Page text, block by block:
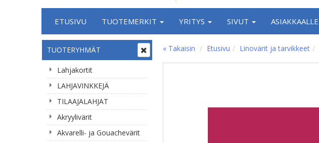
ETUSIVU TUOTEMERKIT YRITYS SIVUT ASIAKKAALLE
TUOTERYHMÄT
Lahjakortit
LAHJAVINKKEJÄ
TILAAJALAHJAT
Akryylivärit
Akvarelli- ja Gouachevärit
« Takaisin Etusivu Linovärit ja tarvikkeet